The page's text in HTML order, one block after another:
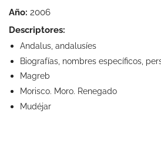
Año: 2006
Descriptores:
Andalus, andalusíes
Biografías, nombres específicos,
Magreb
Morisco. Moro. Renegado
Mudéjar